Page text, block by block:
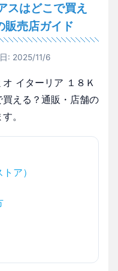
スはどこで買え
販売店ガイド
: 2025/11/6
イターリア １８Ｋ
える？通販・店舗の
。
ア）